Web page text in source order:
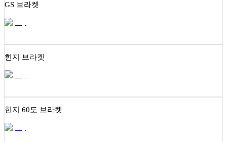
GS 브라켓
힌지 브라켓
힌지 60도 브라켓